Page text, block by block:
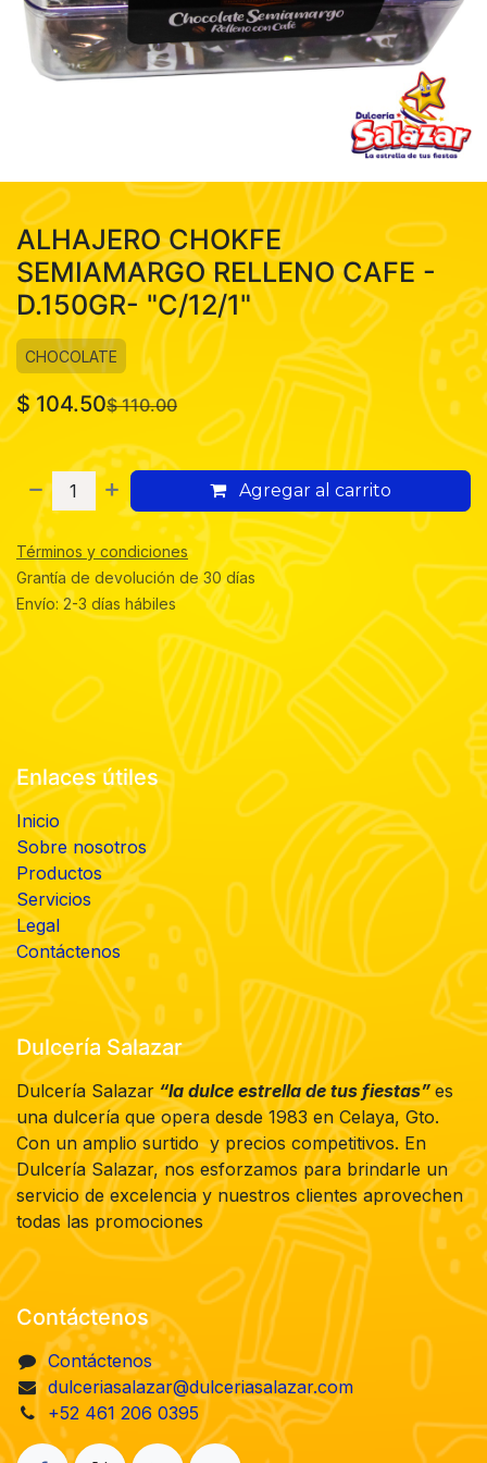
ALHAJERO CHOKFE
SEMIAMARGO RELLENO CAFE -
D.150GR- "C/12/1"
CHOCOLATE
$104.50$110.00
Agregar al carrito
Términos y condiciones
Grantía de devolución de 30 días
Envío: 2-3 días hábiles
Enlaces útiles
Inicio
Sobre nosotros
Productos
Servicios
Legal
Contáctenos
Dulcería Salazar
Dulcería Salazar“la dulce estrella de tus fiestas”es
una dulcería que opera desde 1983 en Celaya, Gto.
Con un amplio surtido y precios competitivos. En
Dulcería Salazar, nos esforzamos para brindarle un
servicio de excelencia y nuestros clientes aprovechen
todas las promociones
Contáctenos
Contáctenos
dulceriasalazar@dulceriasalazar.com
+52 461 206 0395